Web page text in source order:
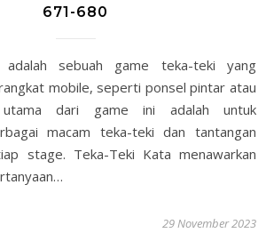
671-680
mobile, seperti ponsel pintar atau
dari game ini adalah untuk
macam teka-teki dan tantangan
stage. Teka-Teki Kata menawarkan
29 November 2023